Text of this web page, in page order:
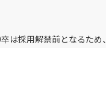
は採用解禁前となるため